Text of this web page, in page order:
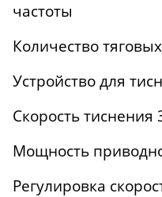
частоты
Количество
Устройство для
Скорость
Мощность
Регулировка